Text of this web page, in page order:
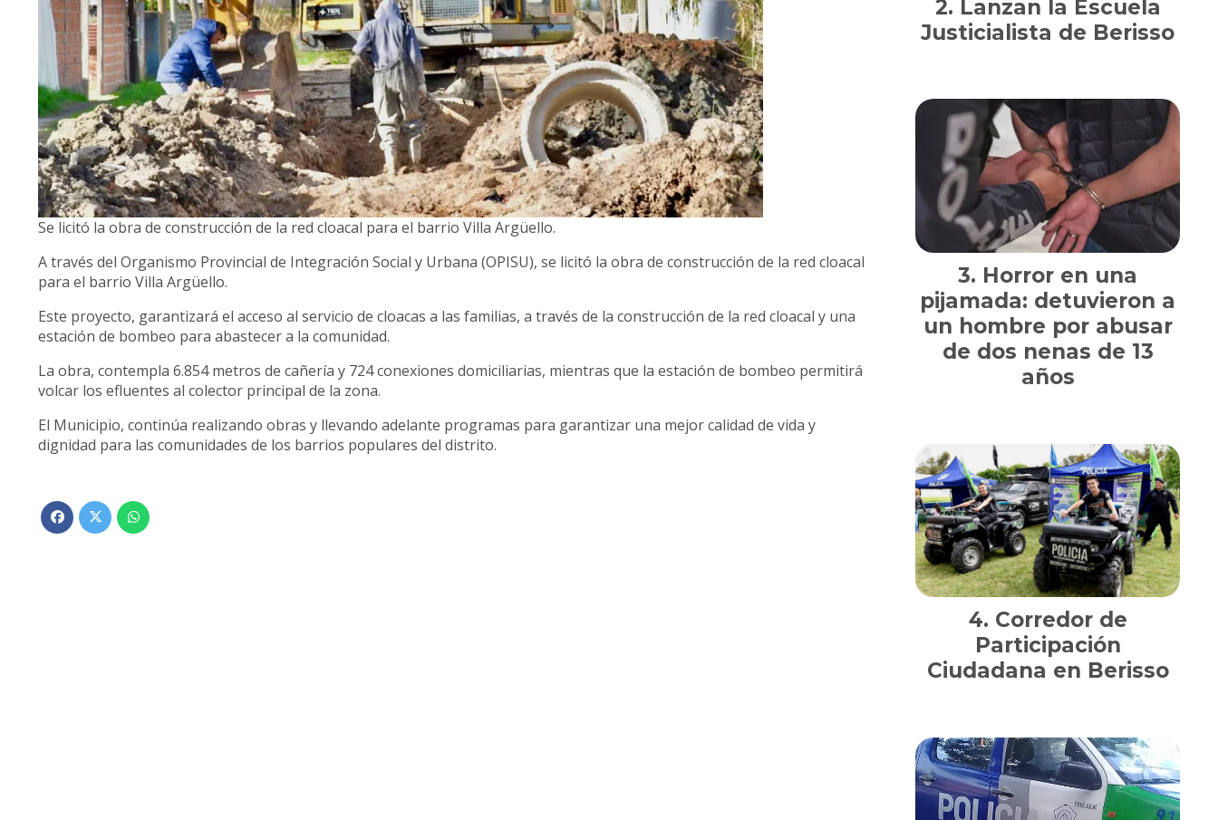
Se licitó la obra de construcción de la red cloacal para el barrio Villa Argüello.
A través del Organismo Provincial de Integración Social y Urbana (OPISU), se licitó la obra de construcción de la red cloacal
para el barrio Villa Argüello.
Este proyecto, garantizará el acceso al servicio de cloacas a las familias, a través de la construcción de la red cloacal y una
estación de bombeo para abastecer a la comunidad.
La obra, contempla 6.854 metros de cañería y 724 conexiones domiciliarias, mientras que la estación de bombeo permitirá
volcar los efluentes al colector principal de la zona.
El Municipio, continúa realizando obras y llevando adelante programas para garantizar una mejor calidad de vida y
dignidad para las comunidades de los barrios populares del distrito.
Lanzan la Escuela
Justicialista de Berisso
Horror en una
pijamada: detuvieron a
un hombre por abusar
de dos nenas de 13
años
Corredor de
Participación
Ciudadana en Berisso